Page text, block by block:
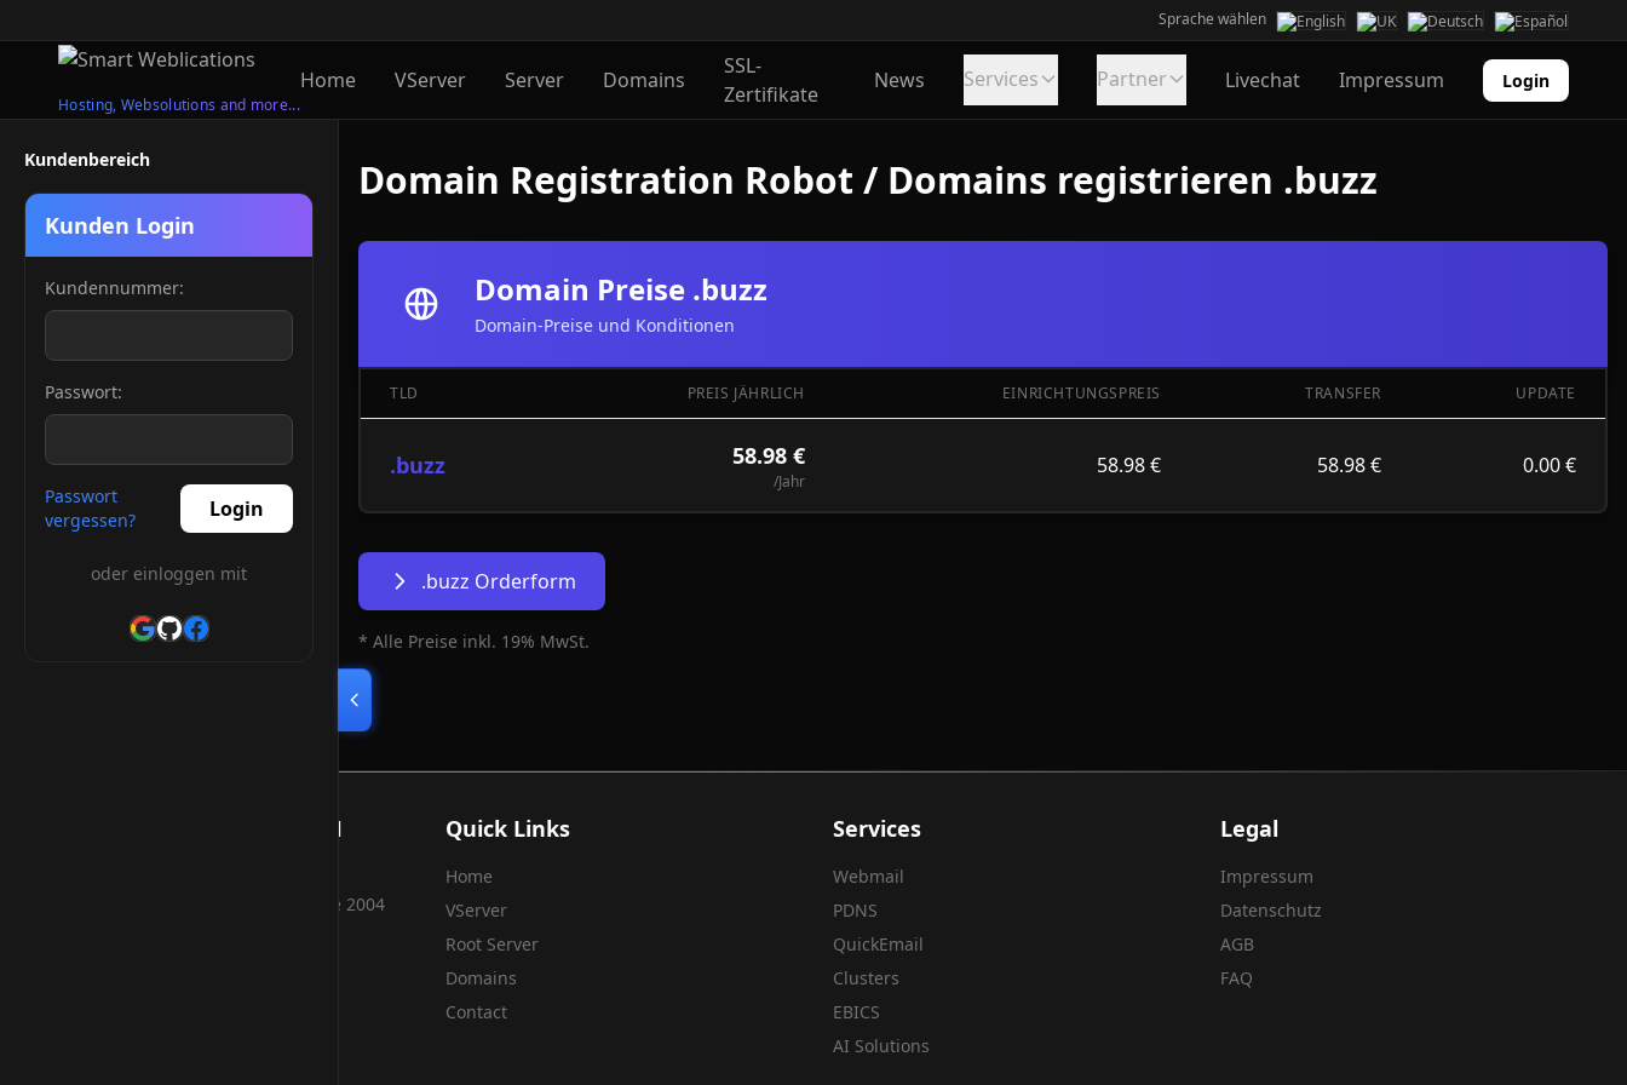
Sprache wählen
Hosting, Websolutions and more...
Home VServer Server Domains
SSL-
Zertifikate
News Services Partner Livechat Impressum Login
Kundenbereich
Kunden Login
Kundennummer:
Passwort:
Passwort
vergessen?
Login
oder einloggen mit
Domain Registration Robot / Domains registrieren .buzz
Domain Preise .buzz
Domain-Preise und Konditionen
TLD PREIS JÄHRLICH EINRICHTUNGSPREIS TRANSFER UPDATE
.buzz 58.98 €
/Jahr
58.98 € 58.98 € 0.00 €
.buzz Orderform
* Alle Preise inkl. 19% MwSt.
Smart Weblications GmbH
Professional hosting services since 2004
Quick Links
Home
VServer
Root Server
Domains
Contact
Services
Webmail
PDNS
QuickEmail
Clusters
EBICS
AI Solutions
Legal
Impressum
Datenschutz
AGB
FAQ